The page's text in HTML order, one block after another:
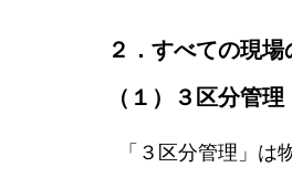
２．すべての現
（１）３区分管理
「３区分管理」は